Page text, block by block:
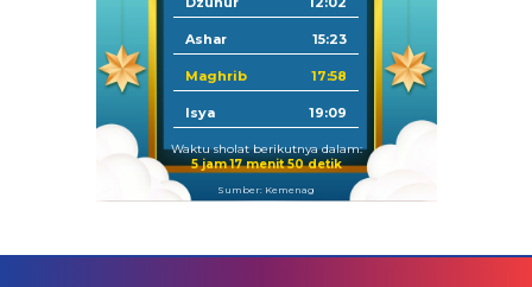
Ashar 15:23
Maghrib 17:58
Isya 19:09
Waktu sholat berikutnya dalam:
5 jam 17 menit 49 detik
Sumber: Kemenag